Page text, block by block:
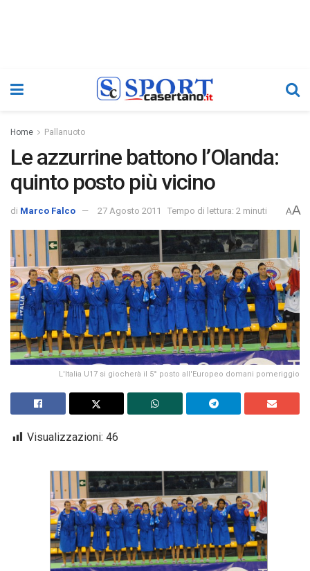
Home Pallanuoto
Le azzurrine battono l’Olanda:
quinto posto più vicino
di Marco Falco 27 Agosto 2011 Tempo di lettura: 2 minuti AA
L'Italia U17 si giocherà il 5° posto all'Europeo domani pomeriggio
Visualizzazioni: 46